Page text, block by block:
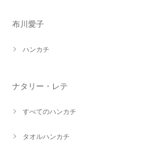
布川愛子
ハンカチ
ナタリー・レテ
すべてのハンカチ
タオルハンカチ